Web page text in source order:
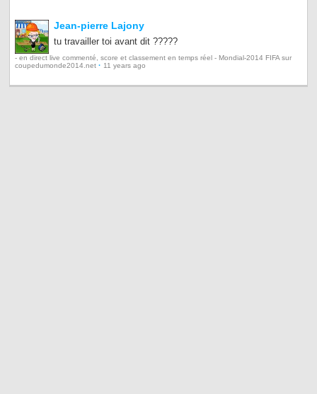
Jean-pierre Lajony
tu travailler toi avant dit ?????
- en direct live commenté, score et classement en temps réel - Mondial-2014 FIFA sur
coupedumonde2014.net · 11 years ago